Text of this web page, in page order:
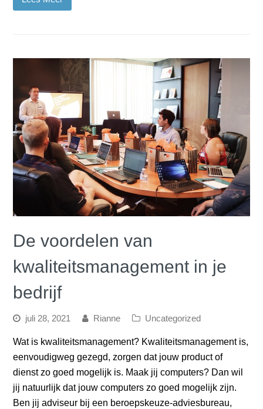
De voordelen van
kwaliteitsmanagement in je
bedrijf
juli 28, 2021 Rianne Uncategorized
Wat is kwaliteitsmanagement? Kwaliteitsmanagement is,
eenvoudigweg gezegd, zorgen dat jouw product of
dienst zo goed mogelijk is. Maak jij computers? Dan wil
jij natuurlijk dat jouw computers zo goed mogelijk zijn.
Ben jij adviseur bij een beroepskeuze-adviesbureau,